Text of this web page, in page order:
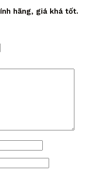
hãng, giá khá tốt.